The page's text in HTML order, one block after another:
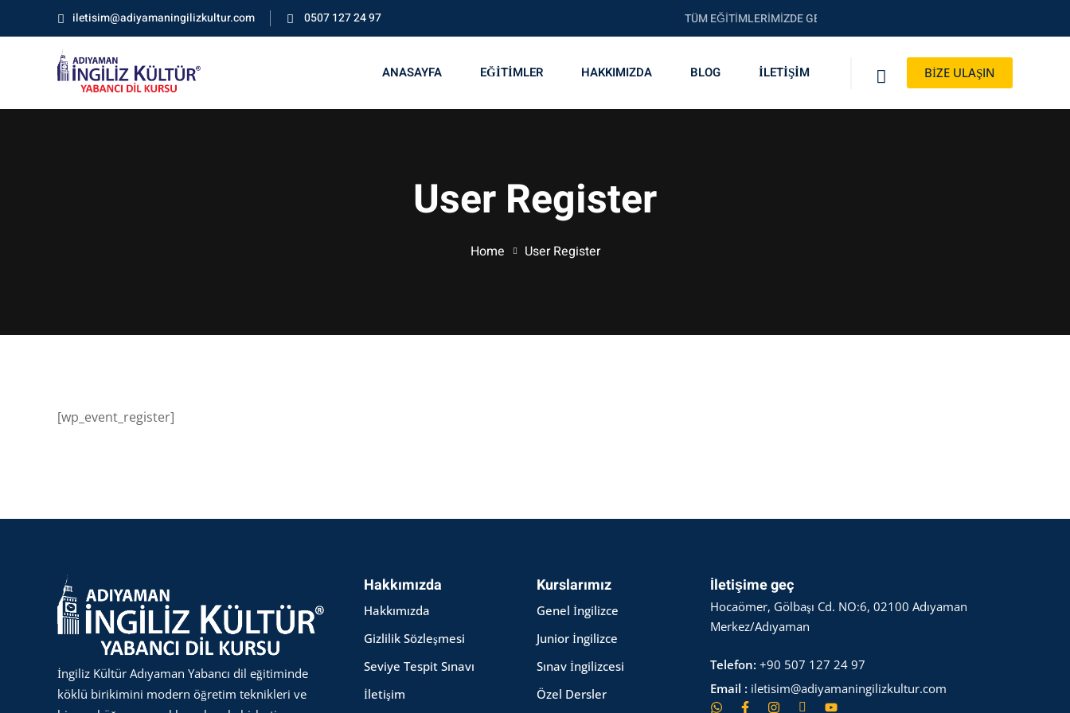
iletisim@adiyamaningilizkultur.com 0507 127 24 97 TÜM EĞİTİMLERİMİZDE GEÇERLİ KAMPANYALAR İÇİN BİZİ ARAYIN!
ANASAYFA EĞİTİMLER HAKKIMIZDA BLOG İLETİŞİM BİZE ULAŞIN
User Register
Home User Register
[wp_event_register]
İngiliz Kültür Adıyaman Yabancı dil eğitiminde
köklü birikimini modern öğretim teknikleri ve
Hakkımızda
Hakkımızda
Gizlilik Sözleşmesi
Seviye Tespit Sınavı
İletişim
Kurslarımız
Genel İngilizce
Junior İngilizce
Sınav İngilizcesi
Özel Dersler
İletişime geç
Hocaömer, Gölbaşı Cd. NO:6, 02100 Adıyaman
Merkez/Adıyaman
Telefon: +90 507 127 24 97
Email : iletisim@adiyamaningilizkultur.com